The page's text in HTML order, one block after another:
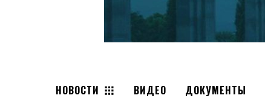
НОВОСТИ ВИДЕО ДОКУМЕНТЫ